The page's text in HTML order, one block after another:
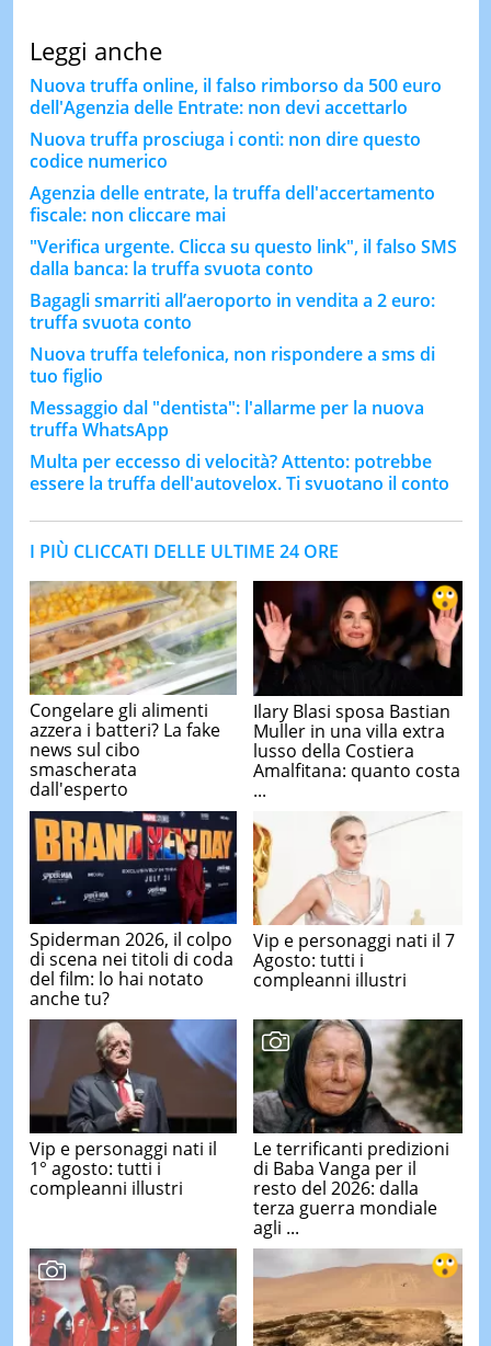
Leggi anche
Nuova truffa online, il falso rimborso da 500 euro
dell'Agenzia delle Entrate: non devi accettarlo
Nuova truffa prosciuga i conti: non dire questo
codice numerico
Agenzia delle entrate, la truffa dell'accertamento
fiscale: non cliccare mai
"Verifica urgente. Clicca su questo link", il falso SMS
dalla banca: la truffa svuota conto
Bagagli smarriti all’aeroporto in vendita a 2 euro:
truffa svuota conto
Nuova truffa telefonica, non rispondere a sms di
tuo figlio
Messaggio dal "dentista": l'allarme per la nuova
truffa WhatsApp
Multa per eccesso di velocità? Attento: potrebbe
essere la truffa dell'autovelox. Ti svuotano il conto
I PIÙ CLICCATI DELLE ULTIME 24 ORE
Congelare gli alimenti
azzera i batteri? La fake
news sul cibo
smascherata
dall'esperto
Ilary Blasi sposa Bastian
Muller in una villa extra
lusso della Costiera
Amalfitana: quanto costa
...
Spiderman 2026, il colpo
di scena nei titoli di coda
del film: lo hai notato
anche tu?
Vip e personaggi nati il 7
Agosto: tutti i
compleanni illustri
Vip e personaggi nati il
1° agosto: tutti i
compleanni illustri
Le terrificanti predizioni
di Baba Vanga per il
resto del 2026: dalla
terza guerra mondiale
agli ...